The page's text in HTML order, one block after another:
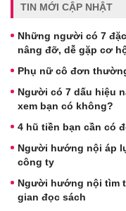
TIN MỚI CẬP NHẬT
Những người có 7
nâng đỡ, dễ gặp cơ
Phụ nữ cô đơn
Người có 7 dấu hiệu
xem bạn có không?
4 hũ tiền bạn cần có
Người hướng nội áp
công ty
Người hướng nội tìm
gian đọc sách